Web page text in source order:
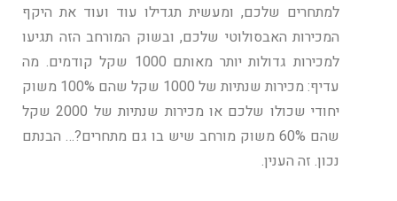
למתחרים שלכם, ומעשית תגדילו עוד ועוד את היקף
המכירות האבסולוטי שלכם, ובשוק המורחב הזה תגיעו
למכירות גדולות יותר מאותם 1000 שקל קודמים. מה
עדיף: מכירות שנתיות של 1000 שקל שהם 100% משוק
יחודי שכולו שלכם או מכירות שנתיות של 2000 שקל
שהם 60% משוק מורחב שיש בו גם מתחרים?… הבנתם
נכון. זה הענין.